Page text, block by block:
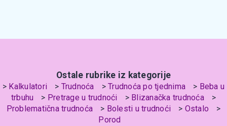
Ostale rubrike iz kategorije
Kalkulatori Trudnoća Trudnoća po tjednima
Beba u
trbuhu
Pretrage u trudnoći
Blizanačka trudnoća
Problematična trudnoća
Bolesti u trudnoći
Ostalo
Porod